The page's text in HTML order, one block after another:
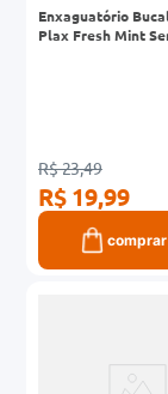
Enxaguatório
Plax Fresh Mint
R$ 23,49
R$ 19,99